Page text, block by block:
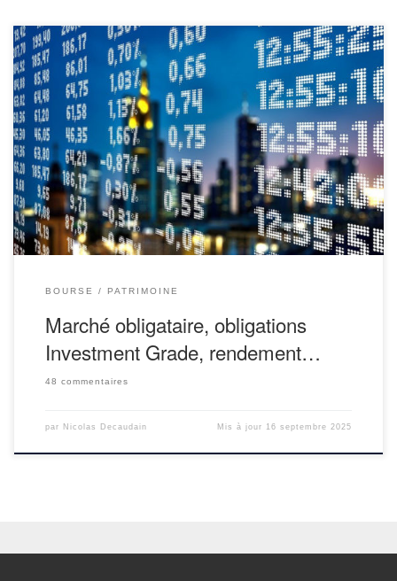
Qu’est-ce qu’une obligation ? Quel rendement peut-on en attendre
? Quels sont les caractéristiques et les risques des obligations ?
Ces questions, beaucoup d’épargnants se les posent lorsqu’ils
voient des fonds obligataires en assurance vie ou plan d’épargne
entreprise. Les actions sont très connues (et tout le monde a une
[…]
BOURSE PATRIMOINE
Marché obligataire, obligations
Investment Grade, rendement…
48 commentaires
par Nicolas Decaudain Mis à jour 16 septembre 2025